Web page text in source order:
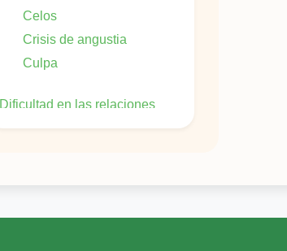
Celos
Crisis de angustia
Culpa
Dificultad en las relaciones